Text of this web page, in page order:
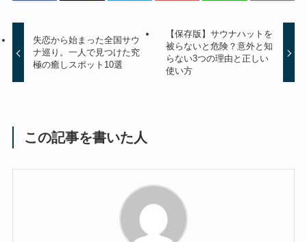
失恋から始まった全国サウ
ナ巡り。一人で見つけた究
極の癒しスポット10選
【保存版】サウナハットを
被らないと危険？意外と知
らない3つの理由と正しい
使い方
この記事を書いた人